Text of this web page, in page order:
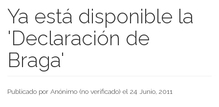
Ya está disponible la
'Declaración de
Braga'
Publicado por Anónimo (no verificado) el 24 Junio, 2011